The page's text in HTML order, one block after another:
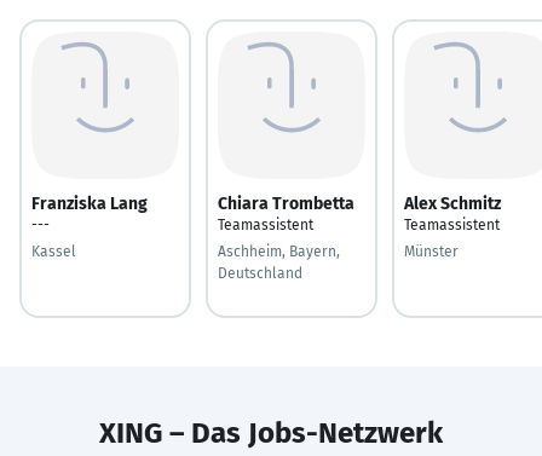
Franziska Lang
---
Kassel
Chiara Trombetta
Teamassistent
Aschheim, Bayern,
Deutschland
Alex Schmitz
Teamassistent
Münster
XING – Das Jobs-Netzwerk